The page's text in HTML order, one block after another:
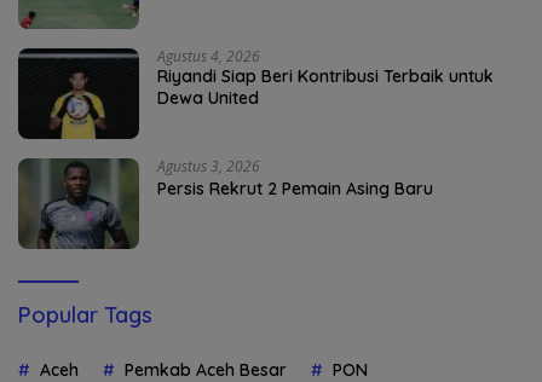
Agustus 4, 2026
Riyandi Siap Beri Kontribusi Terbaik untuk
Dewa United
Agustus 3, 2026
Persis Rekrut 2 Pemain Asing Baru
Popular Tags
Aceh Pemkab Aceh Besar PON